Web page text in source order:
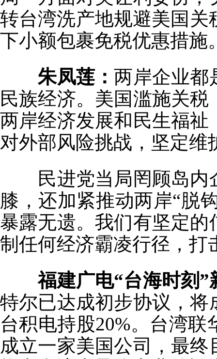
转台湾洗产地规避美国关
下小额包裹免税优惠措施
朱凤莲：两岸企业都
民族经济。美国滥施关
两岸经济发展和民生福
对外部风险挑战，坚定
民进党当局罔顾岛
膝，还加紧推动两岸“脱
暴露无遗。我们有坚定
制任何经济霸凌行径，打
福建广电“台海时刻”
特尔已达成初步协议，
台积电持股20%。台湾
成立一家美国公司，最